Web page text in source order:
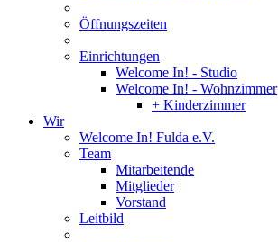
Öffnungszeiten
Einrichtungen
Welcome In! - Studio
Welcome In! - Wohnzimmer
+ Kinderzimmer
Wir
Welcome In! Fulda e.V.
Team
Mitarbeitende
Mitglieder
Vorstand
Leitbild